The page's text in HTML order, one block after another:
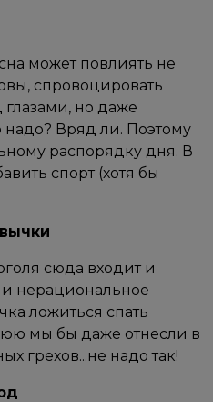
может повлиять не
спровоцировать
но даже
надо? Вряд ли. Поэтому
распорядку дня. В
спорт (хотя бы
сюда входит и
нерациональное
ложиться спать
мы бы даже отнесли в
грехов...не надо так! ⠀